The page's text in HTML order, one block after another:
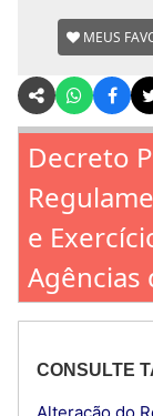
MEUS
Decreto
e
Agências
CONSULTE
Alteração do